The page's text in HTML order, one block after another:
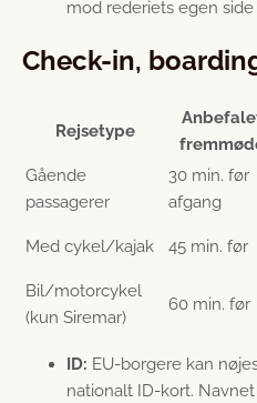
mod rederiets egen side
Check-in,
Rejsetype
Gående
passagerer
30 min. før
afgang
Med cykel/kajak 45 min. før
Bil/motorcykel
(kun Siremar)
60 min. før
ID: EU-borgere kan
nationalt ID-kort.